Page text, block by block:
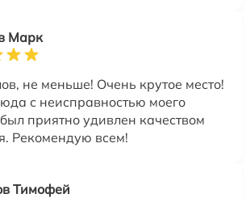
Марк
не меньше! Очень крутое место!
с неисправностью моего
приятно удивлен качеством
Рекомендую всем!
Тимофей